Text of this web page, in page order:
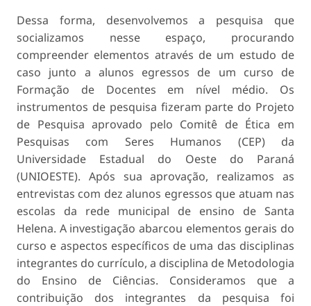
Dessa forma, desenvolvemos a pesquisa que
socializamos nesse espaço, procurando
compreender elementos através de um estudo de
caso junto a alunos egressos de um curso de
Formação de Docentes em nível médio. Os
instrumentos de pesquisa fizeram parte do Projeto
de Pesquisa aprovado pelo Comitê de Ética em
Pesquisas com Seres Humanos (CEP) da
Universidade Estadual do Oeste do Paraná
(UNIOESTE). Após sua aprovação, realizamos as
entrevistas com dez alunos egressos que atuam nas
escolas da rede municipal de ensino de Santa
Helena. A investigação abarcou elementos gerais do
curso e aspectos específicos de uma das disciplinas
integrantes do currículo, a disciplina de Metodologia
do Ensino de Ciências. Consideramos que a
contribuição dos integrantes da pesquisa foi